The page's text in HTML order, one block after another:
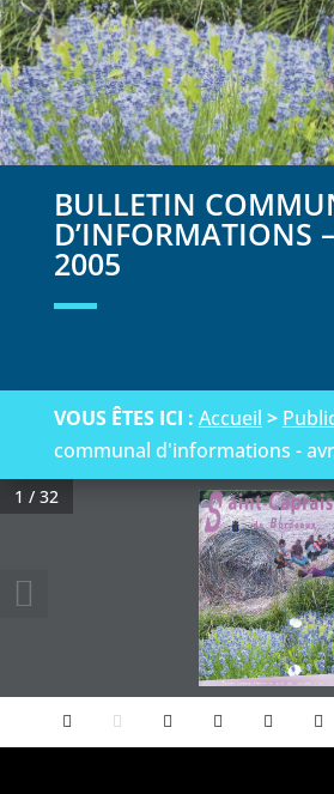
BULLETIN
D’INFORMATIONS
2005
VOUS ÊTES ICI : Accueil >
communal d'informations -
1 / 32